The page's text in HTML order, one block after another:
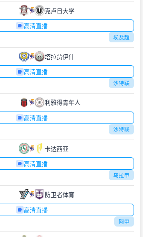
克卢日大学
高清直播
埃及超
塔拉贾伊什
高清直播
沙特联
利雅得青年人
高清直播
沙特联
卡达西亚
高清直播
乌拉甲
防卫者体育
高清直播
阿甲